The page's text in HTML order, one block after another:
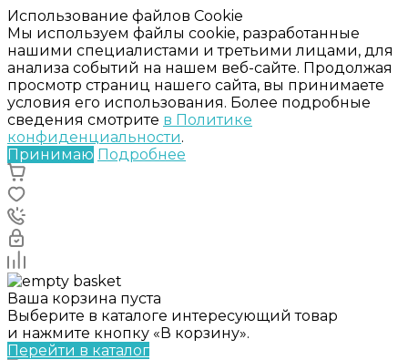
Использование файлов Cookie
Мы используем файлы cookie, разработанные
нашими специалистами и третьими лицами, для
анализа событий на нашем веб-сайте. Продолжая
просмотр страниц нашего сайта, вы принимаете
условия его использования. Более подробные
сведения смотрите в Политике
конфиденциальности.
Принимаю Подробнее
Ваша корзина пуста
Выберите в каталоге интересующий товар
и нажмите кнопку «В корзину».
Перейти в каталог